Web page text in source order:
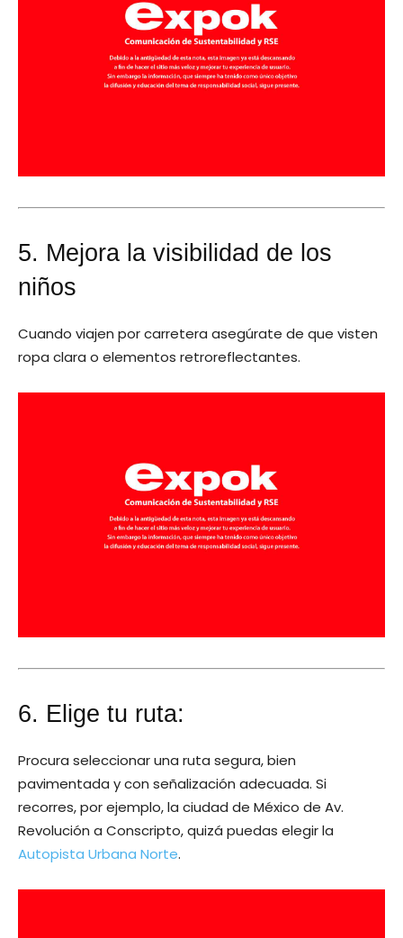
5. Mejora la visibilidad de los
niños
Cuando viajen por carretera asegúrate de que visten
ropa clara o elementos retroreflectantes.
6. Elige tu ruta:
Procura seleccionar una ruta segura, bien
pavimentada y con señalización adecuada. Si
recorres, por ejemplo, la ciudad de México de Av.
Revolución a Conscripto, quizá puedas elegir la
Autopista Urbana Norte.